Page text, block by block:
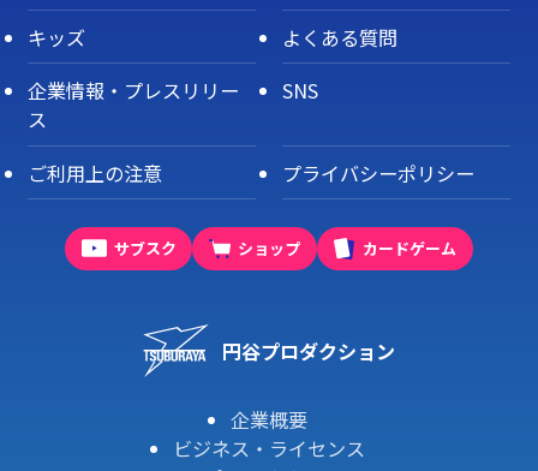
キッズ
よくある質問
企業情報・プレスリリー
ス
SNS
ご利用上の注意 プライバシーポリシー
サブスク ショップ カードゲーム
円谷プロダクション
企業概要
ビジネス・ライセンス